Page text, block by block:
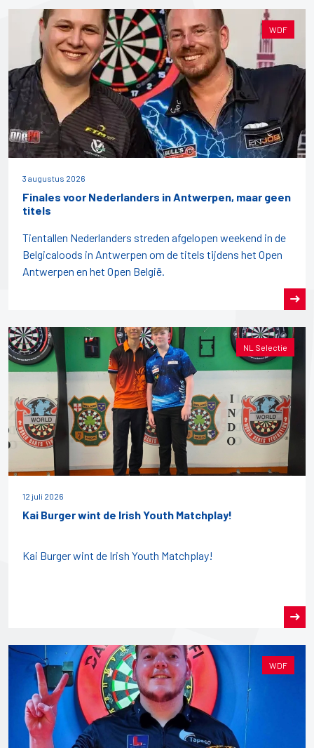
WDF
3 augustus 2026
Finales voor Nederlanders in Antwerpen, maar geen
titels
Tientallen Nederlanders streden afgelopen weekend in de
Belgicaloods in Antwerpen om de titels tijdens het Open
Antwerpen en het Open België.
NL Selectie
12 juli 2026
Kai Burger wint de Irish Youth Matchplay!
Kai Burger wint de Irish Youth Matchplay!
WDF